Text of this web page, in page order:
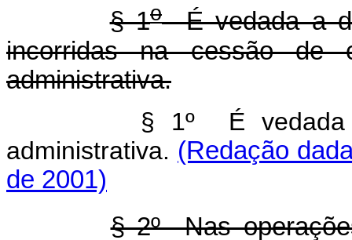
§ 1oÉ vedada a
incorridas na cessão de
administrativa.
§ 1º É vedada
administrativa. (Redação
de 2001)
§ 2º Nas